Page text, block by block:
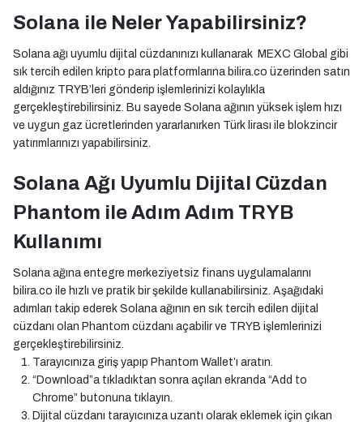
Solana ile Neler Yapabilirsiniz?
Solana ağı uyumlu dijital cüzdanınızı kullanarak MEXC Global gibi
sık tercih edilen kripto para platformlarına bilira.co üzerinden satın
aldığınız TRYB’leri gönderip işlemlerinizi kolaylıkla
gerçekleştirebilirsiniz. Bu sayede Solana ağının yüksek işlem hızı
ve uygun gaz ücretlerinden yararlanırken Türk lirası ile blokzincir
yatırımlarınızı yapabilirsiniz.
Solana Ağı Uyumlu Dijital Cüzdan
Phantom ile Adım Adım TRYB
Kullanımı
Solana ağına entegre merkeziyetsiz finans uygulamalarını
bilira.co ile hızlı ve pratik bir şekilde kullanabilirsiniz. Aşağıdaki
adımları takip ederek Solana ağının en sık tercih edilen dijital
cüzdanı olan Phantom cüzdanı açabilir ve TRYB işlemlerinizi
gerçekleştirebilirsiniz.
Tarayıcınıza giriş yapıp Phantom Wallet’ı aratın.
“Download”a tıkladıktan sonra açılan ekranda “Add to
Chrome” butonuna tıklayın.
Dijital cüzdanı tarayıcınıza uzantı olarak eklemek için çıkan